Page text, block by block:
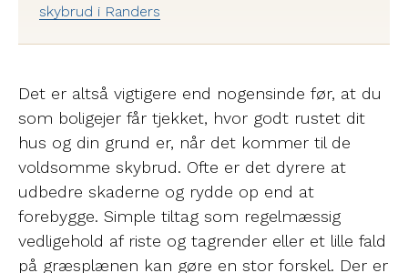
skybrud i Randers
Det er altså vigtigere end nogensinde før, at du
som boligejer får tjekket, hvor godt rustet dit
hus og din grund er, når det kommer til de
voldsomme skybrud. Ofte er det dyrere at
udbedre skaderne og rydde op end at
forebygge. Simple tiltag som regelmæssig
vedligehold af riste og tagrender eller et lille fald
på græsplænen kan gøre en stor forskel. Der er